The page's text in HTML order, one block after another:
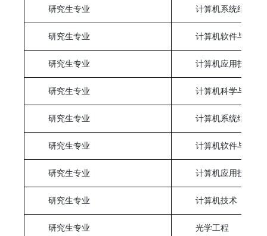
研究生专业 计算机系统结构
研究生专业 计算机软件与理论
研究生专业 计算机应用技术
研究生专业 计算机科学与技术
研究生专业 计算机系统结构
研究生专业 计算机软件与理论
研究生专业 计算机应用技术
研究生专业 计算机技术
研究生专业 光学工程